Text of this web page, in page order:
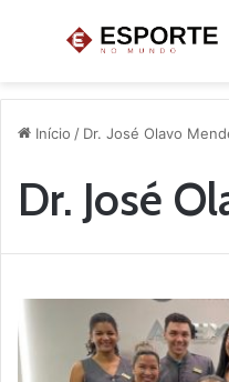
Menu
Início / Dr. José Olavo
Dr. José